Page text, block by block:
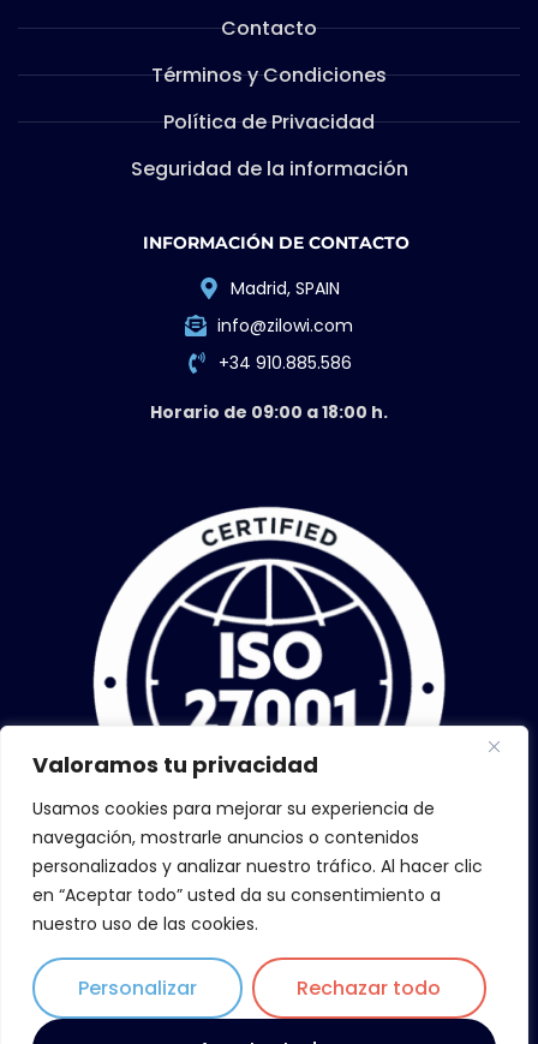
Valoramos tu privacidad
Usamos cookies para mejorar su experiencia de
navegación, mostrarle anuncios o contenidos
personalizados y analizar nuestro tráfico. Al hacer clic
en “Aceptar todo” usted da su consentimiento a
nuestro uso de las cookies.
Personalizar Rechazar todo
Contacto
Términos y Condiciones
Política de Privacidad
Seguridad de la información
INFORMACIÓN DE CONTACTO
Madrid, SPAIN
info@zilowi.com
+34 910.885.586
Horario de 09:00 a 18:00 h.
Copyright © 2026 ZiLoWi, todos los derechos reservados